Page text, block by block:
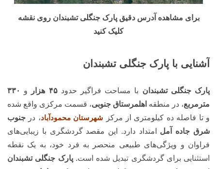
برای مشاهده آدرس دقیق پارک جنگلی تشبندان روی نقشه
کلیک کنید
آشنایی با پارک جنگلی تشبندان
پارک جنگلی تشبندان با مساحت فراگیر حدود۴۵ هزار و
۳۳۰
مترمربع، در منطقه اهلمرستاق جنوبی، قسمت مرکزی واقع شده
و تا فاصله ده کیلومتری از مرکز شهرستان محمودآباد، در جنوب
شرق جاده آمل امتداد دارد. این مقصد گردشگری با زیبایی‌های
فراوان و ویژگی‌های طبیعی منحصر به فرد خود، به یک نقطه
استثنایی برای گردشگری تبدیل شده است.پارک جنگلی تشبندان